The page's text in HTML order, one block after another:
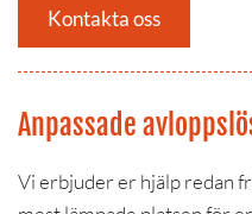
Kontakta oss
Anpassade
Vi erbjuder er hjälp redan